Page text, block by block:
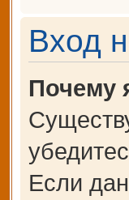
Вход
Почему
Если